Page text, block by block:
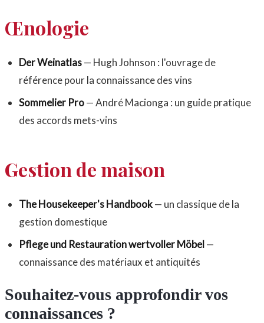
Œnologie
Der Weinatlas— Hugh Johnson : l'ouvrage de
référence pour la connaissance des vins
Sommelier Pro— André Macionga : un guide pratique
des accords mets-vins
Gestion de maison
The Housekeeper's Handbook— un classique de la
gestion domestique
Pflege und Restauration wertvoller Möbel—
connaissance des matériaux et antiquités
Souhaitez-vous approfondir vos
connaissances ?